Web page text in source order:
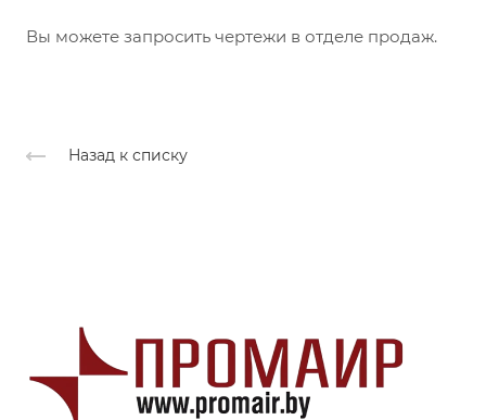
Вы можете запросить чертежи в отделе продаж.
Назад к списку